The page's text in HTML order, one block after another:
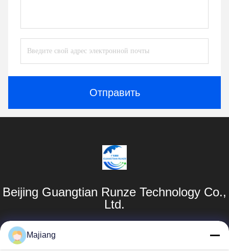
Отправить
Beijing Guangtian Runze Technology Co.,
Ltd.
Продукты
Majiang